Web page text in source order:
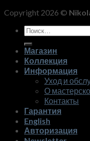
Copyright 2026 ©
Искать:
Магазин
Коллекция
Информация
Уход и
О
Контакты
Гарантия
English
Авторизация